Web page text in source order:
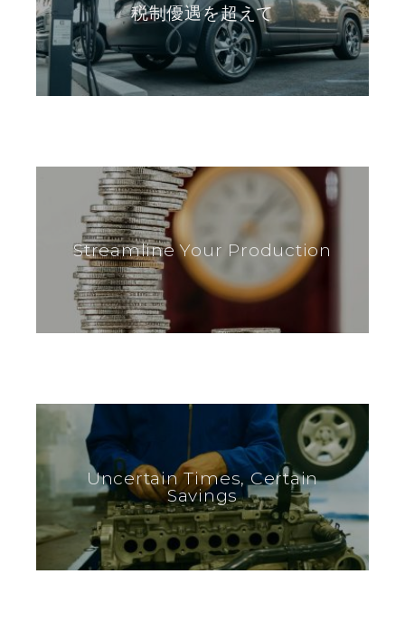
税制優遇を超えて
Streamline Your Production
Uncertain Times, Certain
Savings